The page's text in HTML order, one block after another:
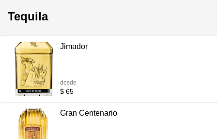
Tequila
Jimador
desde
$ 65
Gran Centenario